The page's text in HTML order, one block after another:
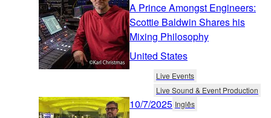
A Prince Amongst Engineers:
Scottie Baldwin Shares his
Mixing Philosophy
United States
Live Events
Live Sound & Event Production
10/7/2025 Inglês